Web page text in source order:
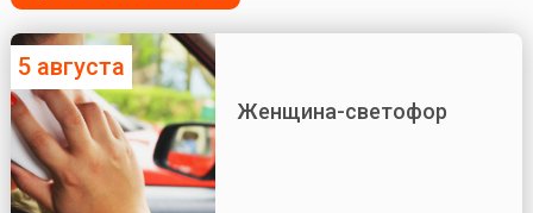
5 августа
Женщина-светофор